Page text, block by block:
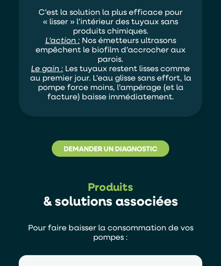
C’est la solution la plus efficace pour
« lisser » l’intérieur des tuyaux sans
produits chimiques.
L’action :Nos émetteurs ultrasons
empêchent le biofilm d’accrocher aux
parois.
Le gain : Les tuyaux restent lisses comme
au premier jour. L’eau glisse sans effort, la
pompe force moins, l’ampérage (et la
facture) baisse immédiatement.
DEMANDER UN DIAGNOSTIC
Produits
& solutions associées
Pour faire baisser la consommation de vos
pompes :